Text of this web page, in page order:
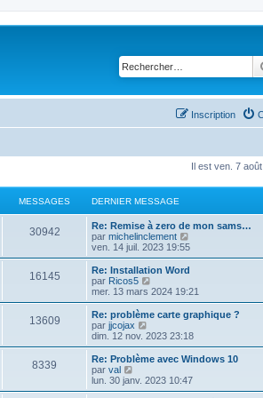
Inscription
Il est ven. 7
MESSAGES DERNIER MESSAGE
30942M
s
s
a
g
s
D
e
r
n
i
e
r
e
s
s
a
e
Re: Remise à zero de mon sams…
par michelinclement
o
n
l
r
l
e
e
n
i
ven. 14 juil. 2023 19:55
16145M
s
s
g
D
e
r
n
i
e
r
e
s
s
a
Re: Installation Word
par Ricos5
o
n
s
l
r
l
e
mer. 13 mars 2024 19:21
13609M
s
D
e
r
n
i
e
r
Re: problème carte graphique ?
par jjcojax
o
n
s
l
dim. 12 nov. 2023 23:18
8339
D
e
r
n
Re: Problème avec Windows 10
par val
o
n
lun. 30 janv. 2023 10:47